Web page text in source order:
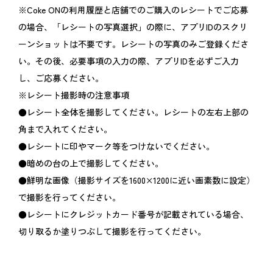
※Coke ONの利用履歴と店舗でのご購入のレシートでご応募
の場合、「レシートの写真選択」の際に、アプリIDのスクリ
ーンショットは不要です。レシートの写真のみご登録くださ
い。その後、必要事項の入力の際、アプリIDを必ずご入力
し、ご応募ください。
※レシート撮影時の注意事項
●レシート全体を撮影してください。レシートの左右上部の
角まで入れてください。
●レシートに印やマーク等をつけないでください。
●暗めの台の上で撮影してください。
●鮮明な画像（撮影サイズを1600×1200に近い画素数に設定）
で撮影を行ってください。
●レシートにクレジットカード番号が記載されている場合、
切り取るか塗りつぶして撮影を行ってください。